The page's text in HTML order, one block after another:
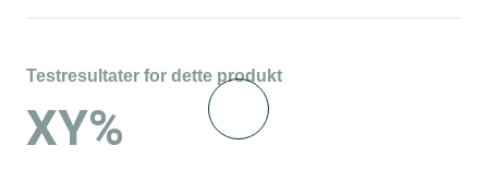
Testresultater for dette produkt
XY%